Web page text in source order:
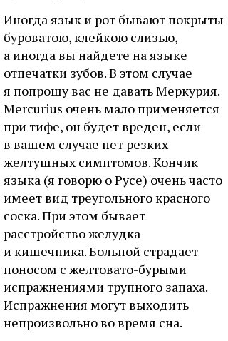
Иногда язык и рот бывают покрыты
буроватою, клейкою слизью,
а иногда вы найдете на языке
отпечатки зубов. В этом случае
я попрошу вас не давать Меркурия.
Mercurius очень мало применяется
при тифе, он будет вреден, если
в вашем случае нет резких
желтушных симптомов. Кончик
языка (я говорю о Русе) очень часто
имеет вид треугольного красного
соска. При этом бывает
расстройство желудка
и кишечника. Больной страдает
поносом с желтовато-бурыми
испражнениями трупного запаха.
Испражнения могут выходить
непроизвольно во время сна.